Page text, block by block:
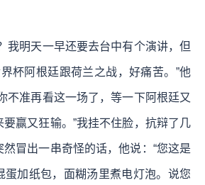
我明天一早还要去台中有个演讲，但
杯阿根廷跟荷兰之战，好痛苦。”他
不准再看这一场了，等一下阿根廷又
赢又狂输。”我挂不住脸，抗辩了几
冒出一串奇怪的话，他说：“您这是
蛋加纸包，面糊汤里煮电灯泡。说您